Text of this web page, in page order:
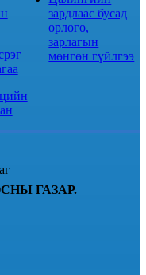
зардлаас бусад
орлого,
зарлагын
мөнгөн гүйлгээ
ГАЗАР.